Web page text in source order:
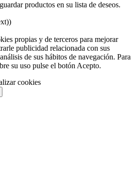
productos en su lista de deseos.
propias y de terceros para mejorar
publicidad relacionada con sus
de sus hábitos de navegación. Para
su uso pulse el botón Acepto.
cookies